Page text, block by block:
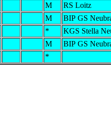
M
RS Loitz
M
BIP GS
*
KGS Stella
M
BIP GS
*